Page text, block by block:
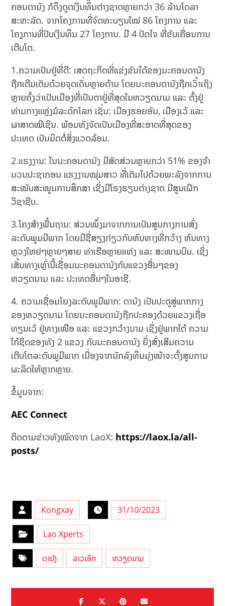
ຄອນດານັງ ກໍດຶງດູດເງິນທຶຶນຕ່າງຊາດຫຼາຍກວ່າ 36 ລ້ານໂດລາ
ສະຫະລັດ. ຈາກໂຄງການທີ່ຈົດທະບຽນໃໝ່ 86 ໂຄງການ ແລະ
ໂຄງການທີ່ປັບເງິນທຶນ 27 ໂຄງການ. ມີ 4 ປັດໄຈ ທີ່ຂັບເຄື່ອນການ
ເຕີບໂຕ.
1.ຄວາມເປັນຢູ່ທີ່ດີ: ເສດຖະກິດທີ່ແຂ່ງຂັນໄດ້ຂອງນະຄອນດານັງ
ຖືກເຕີມເຕັມດ້ວຍຈຸດເດັ່ນຫຼາຍດ້ານ ໂດຍນະຄອນດານັງຖືກເວົ້າເຖິງ
ຫຼາຍຄັ້ງວ່າເປັນເມືອງທີ່ເປັນຕາຢູ່ທີ່ສຸດໃນຫວຽດນາມ ແລະ ຕັ້ງຢູ່
ທ່າມກາງແຫຼ່ງມໍລະດົກໂລກ ເຊັ່ນ: ເມືອງຮອຍອັນ, ເມືອງເວ້ ແລະ
ຜາສາດໝີເຊິນ. ພ້ອມທັງຈັດເປັນເມືອງທີ່ສະອາດທີ່ສຸດຂອງ
ປະເທດ ເປັນມິດຕໍ່ສິ່ງແວດລ້ອມ.
2.ແຮງງານ: ໃນນະຄອນດານັງ ມີສັດສ່ວນຫຼາຍກວ່າ 51% ຂອງຈໍາ
ນວນປະຊາກອນ ແຮງງານໝຸ່ມສາວ ທີ່ເຕັມໄປດ້ວຍພະລັງຈາກການ
ສະໜັບສະໜູນການສຶກສາ ເຊິ່ງມີໂຮງຮຽນຕ່າງຊາດ ມີສູນເຝິກ
ວິຊາຊີບ.
3.ໂຄງສ້າງພື້ນຖານ: ສ່ວນໜຶ່ງມາຈາກການເປັນສູນກາງການສົ່ງ
ລະດັບພູມມີພາກ ໂດຍມີຊື່ສຽງກ່ຽວກັບຫົນທາງທີ່ກວ້າງ ຫົນທາງ
ຫຼວງໃຫຍ່ໆຫຼາຍໆສາຍ ທ່າເຮືອຫຼາຍແຫ່ງ ແລະ ສະໜາມບິນ. ເຊິ່ງ
ເສັ້ນທາງເຫຼົ່ານີ້ເຊື່ອມນະຄອນດານັງກັບແຂວງອື່ນໆຂອງ
ຫວຽດນາມ ແລະ ປະເທດອື່ນໆໃນອາຊີ.
4. ຄວາມເຊື່ອມໂຍງລະດັບພູມີພາກ: ດານັງ ເປັນປະຕູສູ່ພາກກາງ
ຂອງຫວຽດນາມ ໂດຍນະຄອນດານັງຖືກປະຄອງດ້ວຍແຂວງເຖື່ອ
ທຽນເວ້ ຢູ່ທາງເໜືອ ແລະ ແຂວງກວ໋າງນາມ ເຊິ່ງຢູ່ພາກໃຕ້ ຄວາມ
ໃກ້ຊິດຂອງທັງ 2 ແຂວງ ກັບນະຄອນດານັງ ຍິ່ງສົ່ງເສີມຄວາມ
ເຕີບໂຕລະດັບພູມີພາກ ເນື່ອງຈາກນັກລົງທຶນມຸ່ງໜ້າຈະຕັ້ງສູນການ
ຜະລິດໃຫ້ຫຼາກຫຼາຍ.
ຂໍ້ມູນຈາກ:
AEC Connect
ຕິດຕາມຂ່າວທັງໝົດຈາກ LaoX: https://laox.la/all-
posts/
Kongxay 31/10/2023
Lao Xperts
ດານັງ ລາວເອັກ ຫວຽດນາມ